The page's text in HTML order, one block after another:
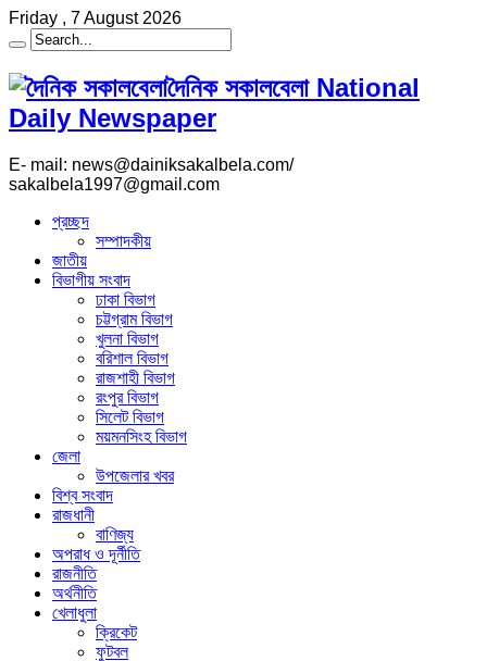
Friday , 7 August 2026
দৈনিক সকালবেলা National
Daily Newspaper
E- mail: news@dainiksakalbela.com/
sakalbela1997@gmail.com
প্রচ্ছদ
সম্পাদকীয়
জাতীয়
বিভাগীয় সংবাদ
ঢাকা বিভাগ
চট্টগ্রাম বিভাগ
খুলনা বিভাগ
বরিশাল বিভাগ
রাজশাহী বিভাগ
রংপুর বিভাগ
সিলেট বিভাগ
ময়মনসিংহ বিভাগ
জেলা
উপজেলার খবর
বিশ্ব সংবাদ
রাজধানী
বাণিজ্য
অপরাধ ও দূর্নীতি
রাজনীতি
অর্থনীতি
খেলাধুলা
ক্রিকেট
ফুটবল